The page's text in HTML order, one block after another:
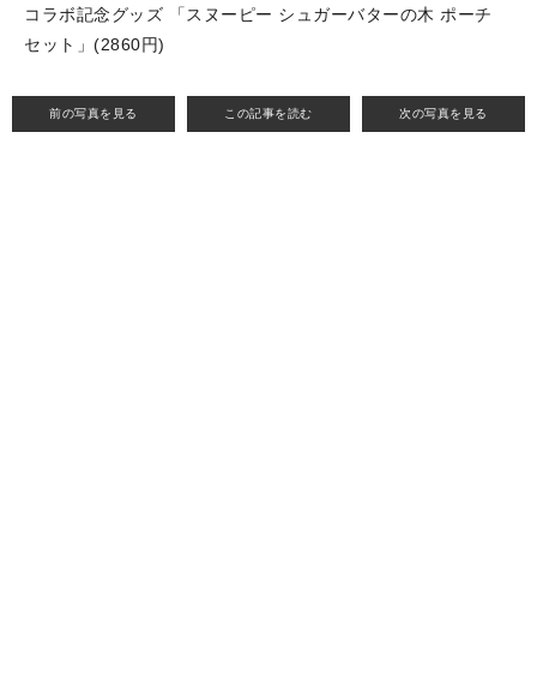
前の写真を見る この記事を読む 次の写真を見る
コラボ記念グッズ 「スヌーピー シュガーバターの木 ポーチ
セット」(2860円)